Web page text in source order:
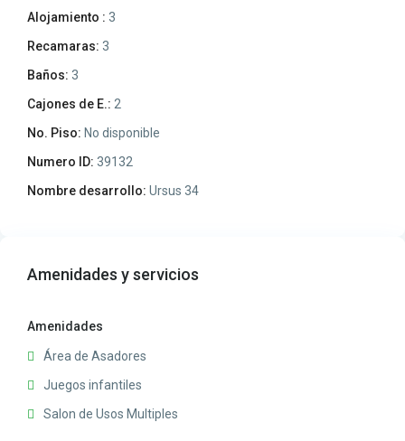
Alojamiento : 3
Recamaras: 3
Baños: 3
Cajones de E.: 2
No. Piso: No disponible
Numero ID: 39132
Nombre desarrollo: Ursus 34
Amenidades y servicios
Amenidades
Área de Asadores
Juegos infantiles
Salon de Usos Multiples